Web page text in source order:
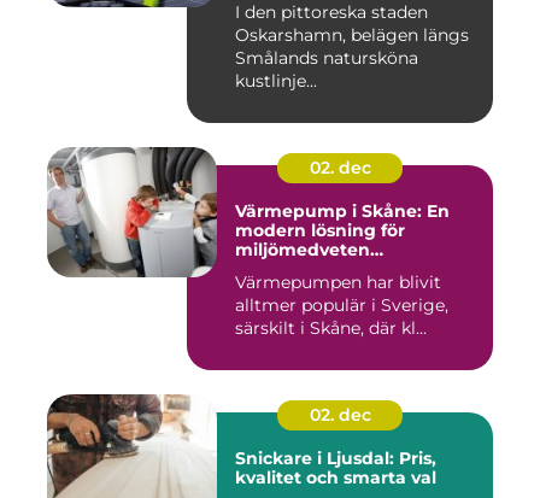
I den pittoreska staden
Oskarshamn, belägen längs
Smålands natursköna
kustlinje...
02. dec
Värmepump i Skåne: En
modern lösning för
miljömedveten
Värmepumpen har blivit
alltmer populär i Sverige,
särskilt i Skåne, där kl...
02. dec
Snickare i Ljusdal: Pris,
kvalitet och smarta val